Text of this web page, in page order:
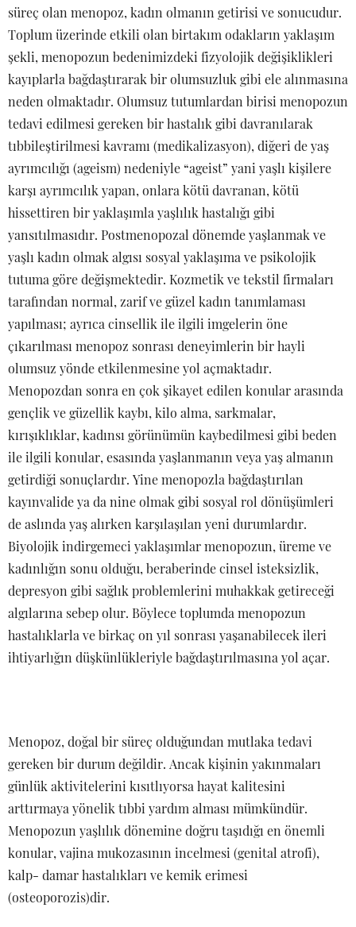
süreç olan menopoz, kadın olmanın getirisi ve sonucudur.
Toplum üzerinde etkili olan birtakım odakların yaklaşım
şekli, menopozun bedenimizdeki fizyolojik değişiklikleri
kayıplarla bağdaştırarak bir olumsuzluk gibi ele alınmasına
neden olmaktadır. Olumsuz tutumlardan birisi menopozun
tedavi edilmesi gereken bir hastalık gibi davranılarak
tıbbileştirilmesi kavramı (medikalizasyon), diğeri de yaş
ayrımcılığı (ageism) nedeniyle “ageist” yani yaşlı kişilere
karşı ayrımcılık yapan, onlara kötü davranan, kötü
hissettiren bir yaklaşımla yaşlılık hastalığı gibi
yansıtılmasıdır. Postmenopozal dönemde yaşlanmak ve
yaşlı kadın olmak algısı sosyal yaklaşıma ve psikolojik
tutuma göre değişmektedir. Kozmetik ve tekstil firmaları
tarafından normal, zarif ve güzel kadın tanımlaması
yapılması; ayrıca cinsellik ile ilgili imgelerin öne
çıkarılması menopoz sonrası deneyimlerin bir hayli
olumsuz yönde etkilenmesine yol açmaktadır.
Menopozdan sonra en çok şikayet edilen konular arasında
gençlik ve güzellik kaybı, kilo alma, sarkmalar,
kırışıklıklar, kadınsı görünümün kaybedilmesi gibi beden
ile ilgili konular, esasında yaşlanmanın veya yaş almanın
getirdiği sonuçlardır. Yine menopozla bağdaştırılan
kayınvalide ya da nine olmak gibi sosyal rol dönüşümleri
de aslında yaş alırken karşılaşılan yeni durumlardır.
Biyolojik indirgemeci yaklaşımlar menopozun, üreme ve
kadınlığın sonu olduğu, beraberinde cinsel isteksizlik,
depresyon gibi sağlık problemlerini muhakkak getireceği
algılarına sebep olur. Böylece toplumda menopozun
hastalıklarla ve birkaç on yıl sonrası yaşanabilecek ileri
ihtiyarlığın düşkünlükleriyle bağdaştırılmasına yol açar.
Menopoz, doğal bir süreç olduğundan mutlaka tedavi
gereken bir durum değildir. Ancak kişinin yakınmaları
günlük aktivitelerini kısıtlıyorsa hayat kalitesini
arttırmaya yönelik tıbbi yardım alması mümkündür.
Menopozun yaşlılık dönemine doğru taşıdığı en önemli
konular, vajina mukozasının incelmesi (genital atrofi),
kalp- damar hastalıkları ve kemik erimesi
(osteoporozis)dir.